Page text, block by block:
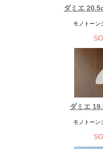
ダミエ
モノトーン
ダミエ
モノトーン